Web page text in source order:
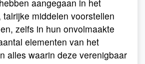
aangegaan in het
middelen voorstellen
zelfs in hun onvolmaakte
elementen van het
alles waarin deze verenigbaar